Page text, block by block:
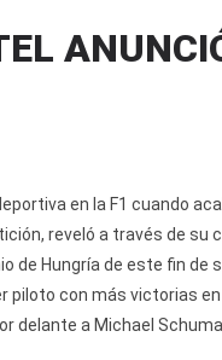
en la F1 cuando
reveló a través de
de Hungría de este fin de
con más victorias en
delante a Michael